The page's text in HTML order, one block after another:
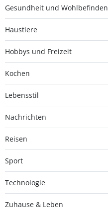
Gesundheit und Wohlbefinden
Haustiere
Hobbys und Freizeit
Kochen
Lebensstil
Nachrichten
Reisen
Sport
Technologie
Zuhause & Leben